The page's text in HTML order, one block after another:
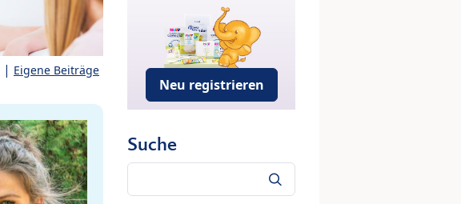
| Eigene Beiträge
Neu registrieren
Suche